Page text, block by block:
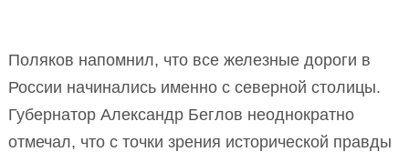
Поляков напомнил, что все железные дороги в
России начинались именно с северной столицы.
Губернатор Александр Беглов неоднократно
отмечал, что с точки зрения исторической правды